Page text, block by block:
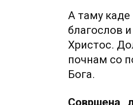
А таму каде
благослов
Христос.
почнам со
Бога.
Совршена